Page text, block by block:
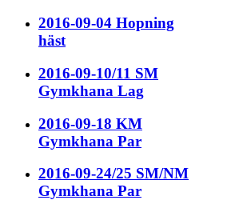
2016-09-04 Hopning
häst
2016-09-10/11 SM
Gymkhana Lag
2016-09-18 KM
Gymkhana Par
2016-09-24/25 SM/NM
Gymkhana Par